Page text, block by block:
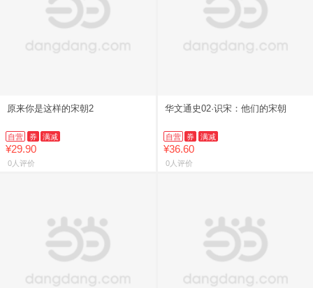
原来你是这样的宋朝2
自营 券 满减
¥29.90
0人评价
华文通史02·识宋：他们的宋朝
自营 券 满减
¥36.60
0人评价